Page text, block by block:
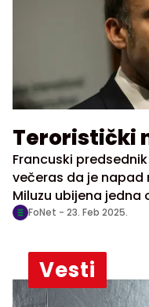
Teroristički
Francuski
večeras da je napad
Miluzu ubijena jedna
"islamistički
FoNet - 23. Feb 2025.
Vesti